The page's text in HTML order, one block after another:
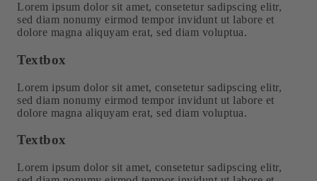
Lorem ipsum dolor sit amet, consetetur sadipscing elitr,
sed diam nonumy eirmod tempor invidunt ut labore et
dolore magna aliquyam erat, sed diam voluptua.
Textbox
Lorem ipsum dolor sit amet, consetetur sadipscing elitr,
sed diam nonumy eirmod tempor invidunt ut labore et
dolore magna aliquyam erat, sed diam voluptua.
Textbox
Lorem ipsum dolor sit amet, consetetur sadipscing elitr,